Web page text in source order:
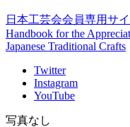
日本工芸会会員専用サイ
Handbook for the
Japanese Traditional Crafts
Twitter
Instagram
YouTube
写真なし